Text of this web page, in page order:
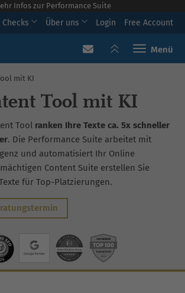
Infos zur Performance Suite
Checks Über uns Login Free Account
Toggle
mit KI
Tool mit KI
Tool ranken Ihre Texte ca. 5x schneller
. Die Performance Suite arbeitet mit
und automatisiert Ihr Online
Content Suite erstellen Sie
für Top-Platzierungen.